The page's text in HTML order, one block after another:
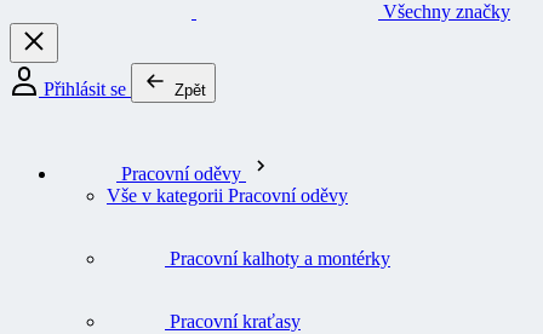
Všechny značky
Přihlásit se Zpět
Pracovní oděvy
Vše v kategorii Pracovní oděvy
Pracovní kalhoty a montérky
Pracovní kraťasy